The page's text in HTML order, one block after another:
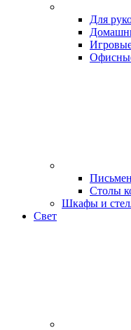
Для
Столы
Шкафы и
Свет